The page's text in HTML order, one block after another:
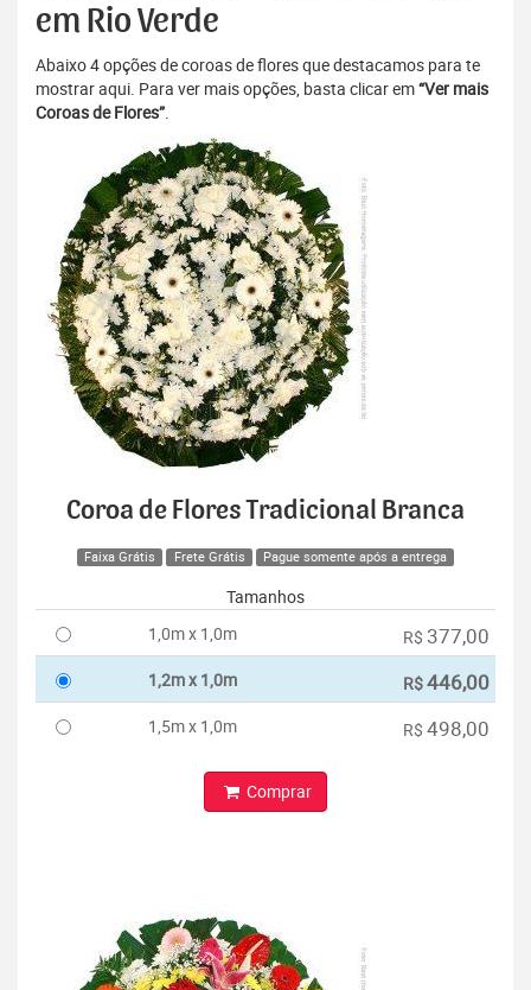
em Rio Verde
Abaixo 4 opções de coroas de flores que destacamos para te
mostrar aqui. Para ver mais opções, basta clicar em“Ver mais
Coroas de Flores”.
Coroa de Flores Tradicional Branca
Faixa Grátis Frete Grátis Pague somente após a entrega
Tamanhos
1,0m x 1,0m
R$ 377,00
1,2m x 1,0m R$446,00
1,5m x 1,0m R$ 498,00
Comprar